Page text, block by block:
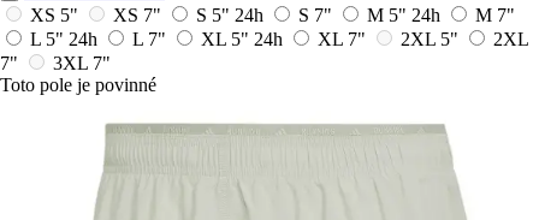
XS 5"
XS 7" S 5" 24h S 7" M 5" 24h
M 7"
L 5" 24h L 7" XL 5" 24h XL 7" 2XL 5"
2XL
7"
3XL 7"
Toto pole je povinné